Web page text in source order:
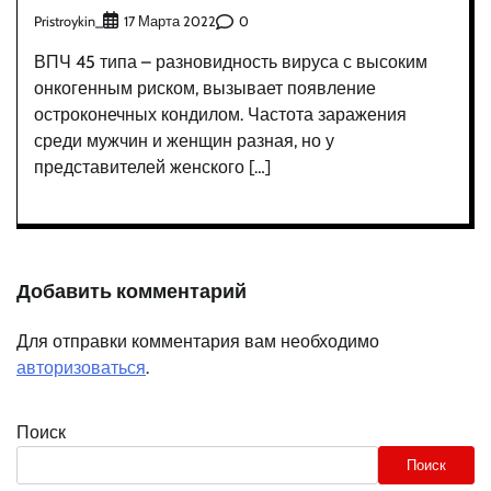
Pristroykin_ 17 Марта 2022 0
ВПЧ 45 типа – разновидность вируса с высоким
онкогенным риском, вызывает появление
остроконечных кондилом. Частота заражения
среди мужчин и женщин разная, но у
представителей женского […]
Добавить комментарий
Для отправки комментария вам необходимо
авторизоваться.
Поиск
Поиск